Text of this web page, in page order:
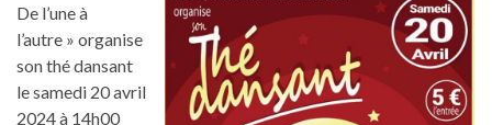
De l’une à
l’autre » organise
son thé dansant
le samedi 20 avril
2024 à 14h00